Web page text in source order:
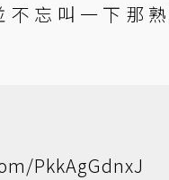
不忘叫一下那
PkkAgGdnxJ